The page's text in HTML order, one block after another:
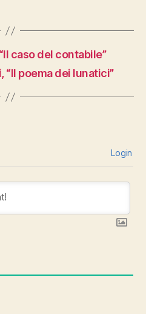
caso del contabile”
“Il poema dei lunatici”
Login